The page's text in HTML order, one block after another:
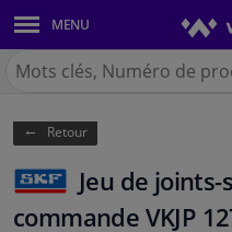
MENU
Carrosserie & tôles
Feux & ampoules
Freinage
Système d'échappement
Chercher
Winparts.be
Retour
Jeu de
commande VKJP